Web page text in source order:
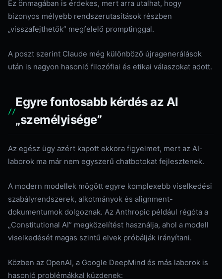
Ez önmagában is érdekes, mert arra utalhat, hogy
bizonyos mélyebb rendszerutasítások részben
„visszafejthetők” megfelelő promptinggal.
A poszt szerint Claude még különböző újragenerálások
után is nagyon hasonló filozófiai és etikai válaszokat adott.
Egyre fontosabb kérdés az AI
„személyisége”
Az egész ügy azért kapott ekkora figyelmet, mert az AI-
laborok ma már nem egyszerű chatbotokat fejlesztenek.
A modern modellek mögött egyre komplexebb viselkedési
szabályrendszerek, alkotmányok és alignment-
dokumentumok dolgoznak. Az Anthropic például régóta a
„Constitutional AI” megközelítést használja, ahol a modell
viselkedését magas szintű elvek próbálják irányítani.
Közben az OpenAI, a Google DeepMind és más laborok is
hasonló problémákkal küzdenek: